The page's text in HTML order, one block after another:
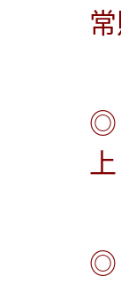
◎
上
◎